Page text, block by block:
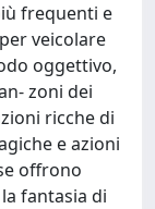
frequenti e
veicolare
oggettivo,
zoni dei
ricche di
e azioni
offrono
fantasia di